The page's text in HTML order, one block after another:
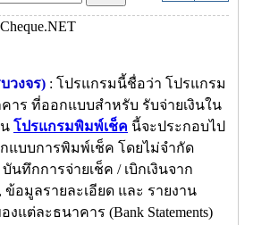
วงจร) : โปรแกรมนี้ชื่อว่า โปรแกรม
าร ที่ออกแบบสำหรับ รับจ่ายเงินใน
โปรแกรมพิมพ์เช็ค นี้จะประกอบไป
แบบการพิมพ์เช็ค โดยไม่จำกัด
ทึกการจ่ายเช็ค / เบิกเงินจาก
อมูลรายละเอียด และ รายงาน
แต่ละธนาคาร (Bank Statements)